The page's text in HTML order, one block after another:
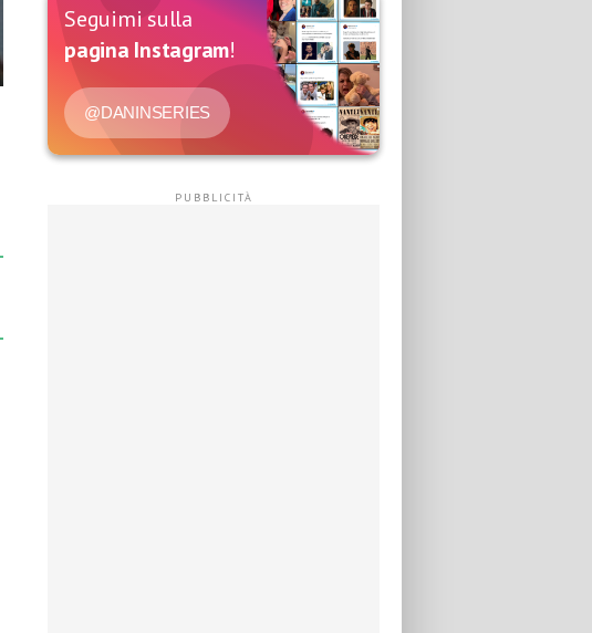
Seguimi sulla
pagina Instagram!
@DANINSERIES